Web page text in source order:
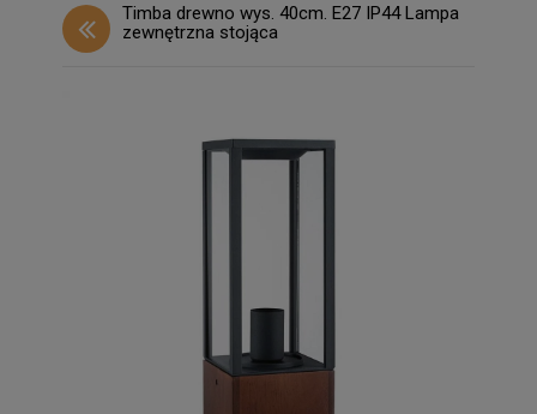
Timba drewno wys. 40cm. E27 IP44 Lampa
zewnętrzna stojąca